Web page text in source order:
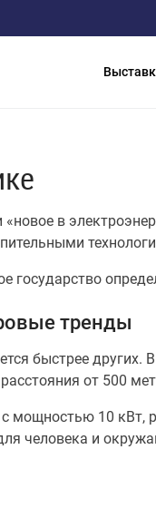
в
государство
тренды
быстрее
от 500
мощностью 10 кВт,
человека и